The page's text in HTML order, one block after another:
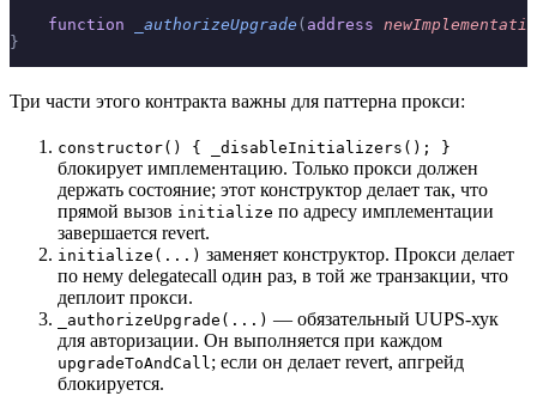
    function
_authorizeUpgrade ( address
}
Три части этого контракта важны для паттерна прокси:
constructor() { _disableInitializers(); }
блокирует имплементацию. Только прокси должен
держать состояние; этот конструктор делает так, что
прямой вызов initialize по адресу имплементации
завершается revert.
initialize(...) заменяет конструктор. Прокси делает
по нему delegatecall один раз, в той же транзакции, что
деплоит прокси.
_authorizeUpgrade(...) — обязательный UUPS-хук
для авторизации. Он выполняется при каждом
upgradeToAndCall; если он делает revert, апгрейд
блокируется.